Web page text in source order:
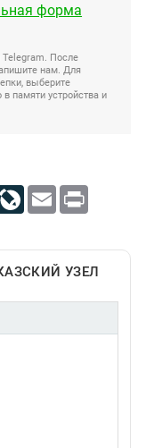
форма
Telegram. После
нам. Для
выберите
памяти устройства и
LiveJournal
Email Print
УЗЕЛ